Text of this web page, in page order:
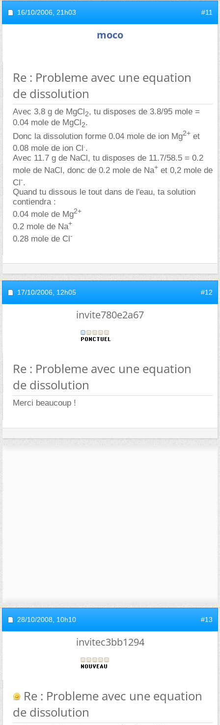
16/10/2006, 21h03 #11
moco
Re : Probleme avec une equation
de dissolution
Avec 3.8 g de MgCl2, tu disposes de 3.8/95 mole =
0.04 mole de MgCl 2.
Donc la dissolution forme 0.04 mole de ion Mg2+ et
0.08 mole de ion Cl..
Avec 11.7 g de NaCl, tu disposes de 11.7/58.5 = 0.2
mole de NaCl, donc de 0.2 mole de Na+ et 0,2 mole de
Cl-.
Quand tu dissous le tout dans de l'eau, ta solution
contiendra :
0.04 mole de Mg2+
0.2 mole de Na+
0.28 mole de Cl-
17/10/2006, 12h05 #12
invite780e2a67
Re : Probleme avec une equation
de dissolution
Merci beaucoup !
28/10/2008, 10h10 #13
invitec3bb1294
Re : Probleme avec une equation
de dissolution